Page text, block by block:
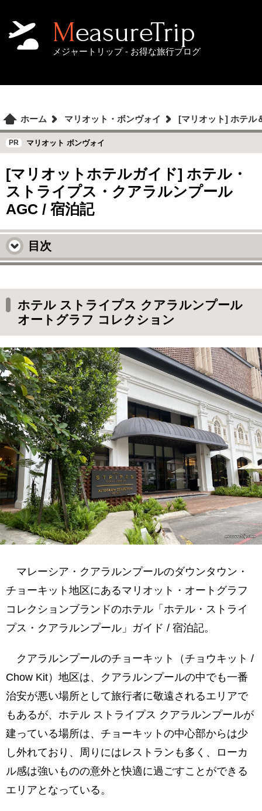
MeasureTrip
メジャートリップ - お得な旅行ブログ
ホーム マリオット・ボンヴォイ [マリオット] ホテル
マリオット ボンヴォイ
[マリオットホテルガイド] ホテル・
ストライプス・クアラルンプール
AGC / 宿泊記
目次
グラフ コレクション
ホテル ストライプス クアラルンプール
オートグラフ コレクション
マレーシア・クアラルンプールのダウンタウン・
チョーキット地区にあるマリオット・オートグラフ
コレクションブランドのホテル「ホテル・ストライ
プス・クアラルンプール」ガイド / 宿泊記。
クアラルンプールのチョーキット（チョウキット /
Chow Kit）地区は、クアラルンプールの中でも一番
治安が悪い場所として旅行者に敬遠されるエリアで
もあるが、ホテル ストライプス クアラルンプールが
建っている場所は、チョーキットの中心部からは少
し外れており、周りにはレストランも多く、ローカ
ル感は強いものの意外と快適に過ごすことができる
エリアとなっている。